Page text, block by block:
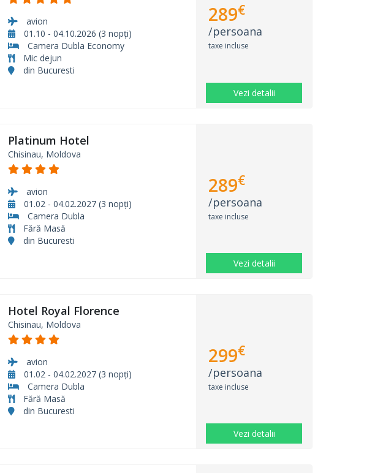
avion
01.10 - 04.10.2026 (3 nopți)
Camera Dubla Economy
Mic dejun
din Bucuresti
289€
/persoana
taxe incluse
Vezi detalii
Platinum Hotel
Chisinau, Moldova
avion
01.02 - 04.02.2027 (3 nopți)
Camera Dubla
Fără Masă
din Bucuresti
289€
/persoana
taxe incluse
Vezi detalii
Hotel Royal Florence
Chisinau, Moldova
avion
01.02 - 04.02.2027 (3 nopți)
Camera Dubla
Fără Masă
din Bucuresti
299€
/persoana
taxe incluse
Vezi detalii